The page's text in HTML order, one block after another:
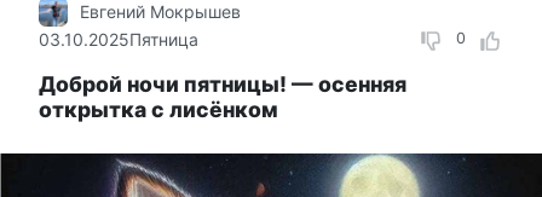
0
Евгений Мокрышев
03.10.2025Пятница
Доброй ночи пятницы! — осенняя
открытка с лисёнком